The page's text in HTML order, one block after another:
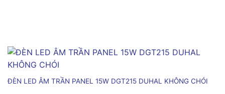
ĐÈN LED ÂM TRẦN PANEL 15W DGT215 DUHAL KHÔNG CHÓI